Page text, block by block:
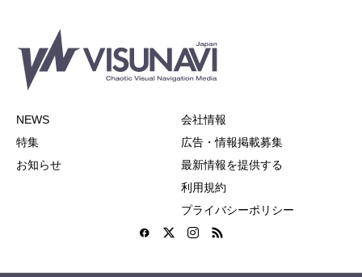
NEWS
特集
お知らせ
会社情報
広告・情報掲載募集
最新情報を提供する
利用規約
プライバシーポリシー